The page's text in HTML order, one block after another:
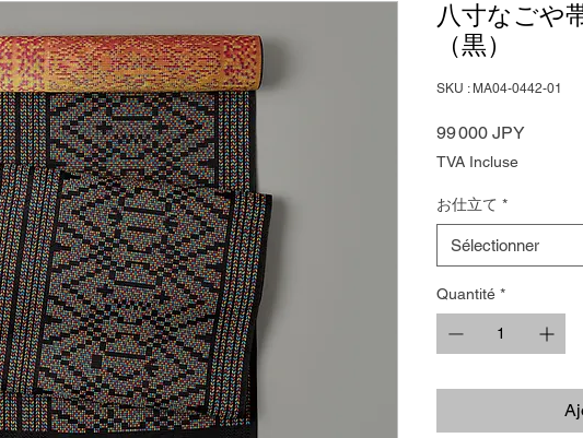
八寸なごや
（黒）
SKU : MA04-0442-01
99 000 JPYPrix
TVA Incluse
お仕立て *
Sélectionner
Quantité *